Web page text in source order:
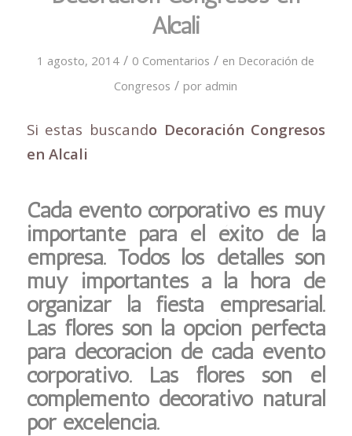
Alcali
1 agosto, 2014 / 0 Comentarios / en Decoración de
Congresos / por admin
Si estas buscando Decoración Congresos
en Alcali
Cada evento corporativo es muy
importante para el éxito de la
empresa. Todos los detalles son
muy importantes a la hora de
organizar la fiesta empresarial.
Las flores son la opción perfecta
para decoración de cada evento
corporativo. Las flores son el
complemento decorativo natural
por excelencia.